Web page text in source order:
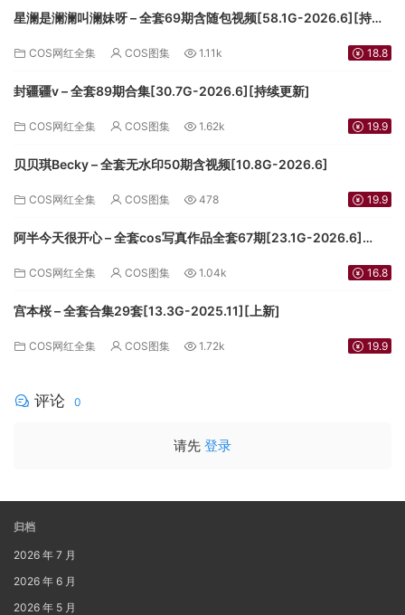
星澜是澜澜叫澜妹呀 – 全套69期含随包视频[58.1G-2026.6][持续
COS网红全集 COS图集 1.11k 18.8
封疆疆v – 全套89期合集[30.7G-2026.6][持续更新]
COS网红全集 COS图集 1.62k 19.9
贝贝琪Becky – 全套无水印50期含视频[10.8G-2026.6]
COS网红全集 COS图集 478 19.9
阿半今天很开心 – 全套cos写真作品全套67期[23.1G-2026.6]
COS网红全集 COS图集 1.04k 16.8
宫本桜 – 全套合集29套[13.3G-2025.11][上新]
COS网红全集 COS图集 1.72k 19.9
评论 0
请先 登录
归档
2026 年 7 月
2026 年 6 月
2026 年 5 月